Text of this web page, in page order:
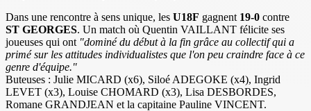
Dans une rencontre à sens unique, les U18F gagnent 19-0 contre
ST GEORGES. Un match où Quentin VAILLANT félicite ses
joueuses qui ont "dominé du début à la fin grâce au collectif qui a
primé sur les attitudes individualistes que l'on peu craindre face à ce
genre d'équipe."
Buteuses : Julie MICARD (x6), Siloé ADEGOKE (x4), Ingrid
LEVET (x3), Louise CHOMARD (x3), Lisa DESBORDES,
Romane GRANDJEAN et la capitaine Pauline VINCENT.